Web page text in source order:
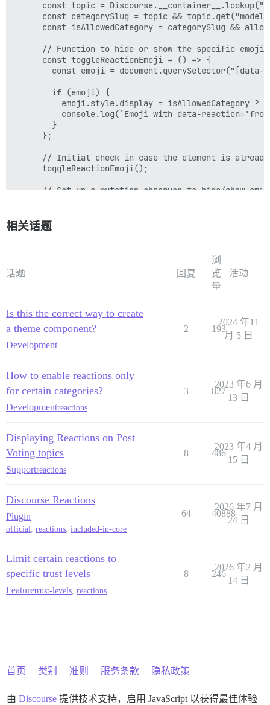
const topic =
const categorySlug = topic &&
const isAllowedCategory = categorySlug &&
      // Function to hide or show the specific emoji
      const toggleReactionEmoji = () => {
const emoji = document.querySelector("[data-
        if (emoji) {
emoji.style.display = isAllowedCategory ?
console.log(`Emoji with data-
        }
      };
// Initial check in case the element is
      toggleReactionEmoji();
// Set up a mutation observer to hide/show
          mutation.addedNodes.forEach(node => {
if (node.nodeType === 1) { // Check if
emoji.style.display =
console.log(`Emoji with data-
          });
        });
      });
// Observe the body for child list changes
      // Clean up the observer when navigating away
      api.cleanupStream(() => observer.disconnect());
    }
  });
相关话题
话题 回复
浏
览
量
活动
Is this the correct way to create
a theme component?
Development
2 193
2024 年11
月 5 日
How to enable reactions only
for certain categories?
Developmentreactions
3 827
2023 年6 月
13 日
Displaying Reactions on Post
Voting topics
Supportreactions
8 486
2023 年4 月
15 日
Discourse Reactions
Plugin
official, reactions, included-in-core
64 40888
2026 年7 月
24 日
Limit certain reactions to
specific trust levels
Featuretrust-levels reactions
8 246
2026 年2 月
14 日
首页 类别 准则 服务条款 隐私政策
由 Discourse提供技术支持，启用 JavaScript 以获得最佳体验